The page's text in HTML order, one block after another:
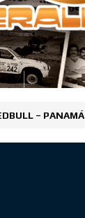
– PANAMÁ